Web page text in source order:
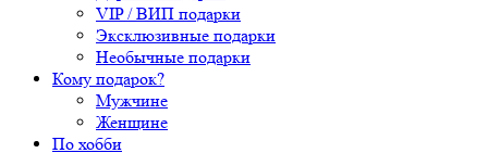
VIP / ВИП подарки
Эксклюзивные подарки
Необычные подарки
Кому подарок?
Мужчине
Женщине
По хобби